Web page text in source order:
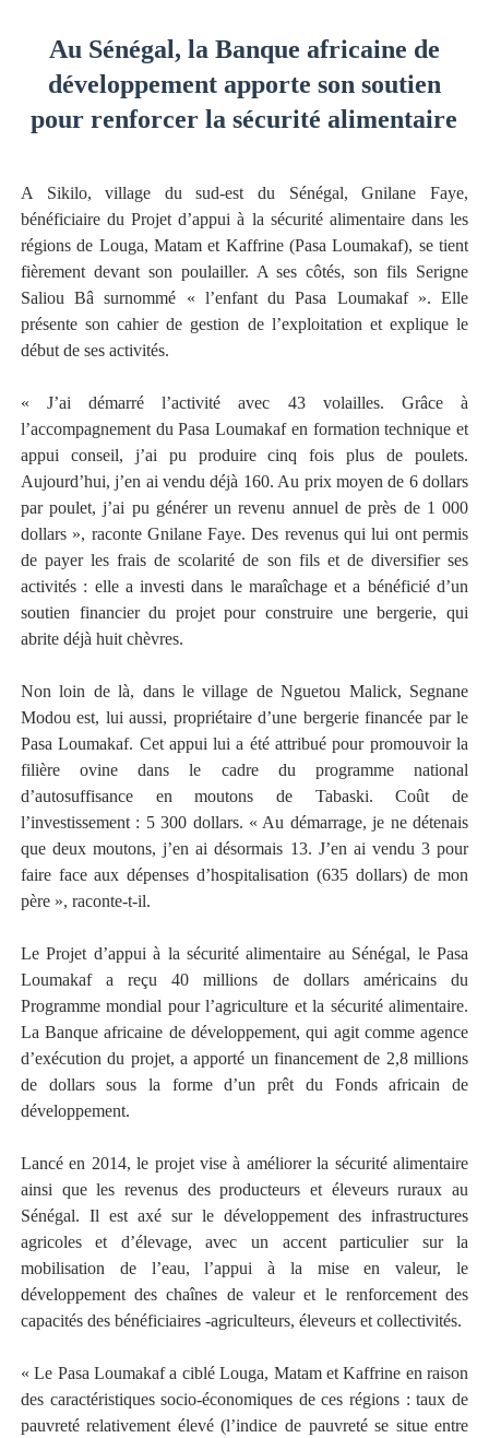
Au Sénégal, la Banque africaine de
développement apporte son soutien
pour renforcer la sécurité alimentaire
A Sikilo, village du sud-est du Sénégal, Gnilane Faye,
bénéficiaire du Projet d’appui à la sécurité alimentaire dans les
régions de Louga, Matam et Kaffrine (Pasa Loumakaf), se tient
fièrement devant son poulailler. A ses côtés, son fils Serigne
Saliou Bâ surnommé « l’enfant du Pasa Loumakaf ». Elle
présente son cahier de gestion de l’exploitation et explique le
début de ses activités.
« J’ai démarré l’activité avec 43 volailles. Grâce à
l’accompagnement du Pasa Loumakaf en formation technique et
appui conseil, j’ai pu produire cinq fois plus de poulets.
Aujourd’hui, j’en ai vendu déjà 160. Au prix moyen de 6 dollars
par poulet, j’ai pu générer un revenu annuel de près de 1 000
dollars », raconte Gnilane Faye. Des revenus qui lui ont permis
de payer les frais de scolarité de son fils et de diversifier ses
activités : elle a investi dans le maraîchage et a bénéficié d’un
soutien financier du projet pour construire une bergerie, qui
abrite déjà huit chèvres.
Non loin de là, dans le village de Nguetou Malick, Segnane
Modou est, lui aussi, propriétaire d’une bergerie financée par le
Pasa Loumakaf. Cet appui lui a été attribué pour promouvoir la
filière ovine dans le cadre du programme national
d’autosuffisance en moutons de Tabaski. Coût de
l’investissement : 5 300 dollars. « Au démarrage, je ne détenais
que deux moutons, j’en ai désormais 13. J’en ai vendu 3 pour
faire face aux dépenses d’hospitalisation (635 dollars) de mon
père », raconte-t-il.
Le Projet d’appui à la sécurité alimentaire au Sénégal, le Pasa
Loumakaf a reçu 40 millions de dollars américains du
Programme mondial pour l’agriculture et la sécurité alimentaire.
La Banque africaine de développement, qui agit comme agence
d’exécution du projet, a apporté un financement de 2,8 millions
de dollars sous la forme d’un prêt du Fonds africain de
développement.
Lancé en 2014, le projet vise à améliorer la sécurité alimentaire
ainsi que les revenus des producteurs et éleveurs ruraux au
Sénégal. Il est axé sur le développement des infrastructures
agricoles et d’élevage, avec un accent particulier sur la
mobilisation de l’eau, l’appui à la mise en valeur, le
développement des chaînes de valeur et le renforcement des
capacités des bénéficiaires -agriculteurs, éleveurs et collectivités.
« Le Pasa Loumakaf a ciblé Louga, Matam et Kaffrine en raison
des caractéristiques socio-économiques de ces régions : taux de
pauvreté relativement élevé (l’indice de pauvreté se situe entre